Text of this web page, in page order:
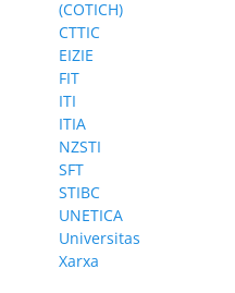
(COTICH)
CTTIC
EIZIE
FIT
ITI
ITIA
NZSTI
SFT
STIBC
UNETICA
Universitas
Xarxa